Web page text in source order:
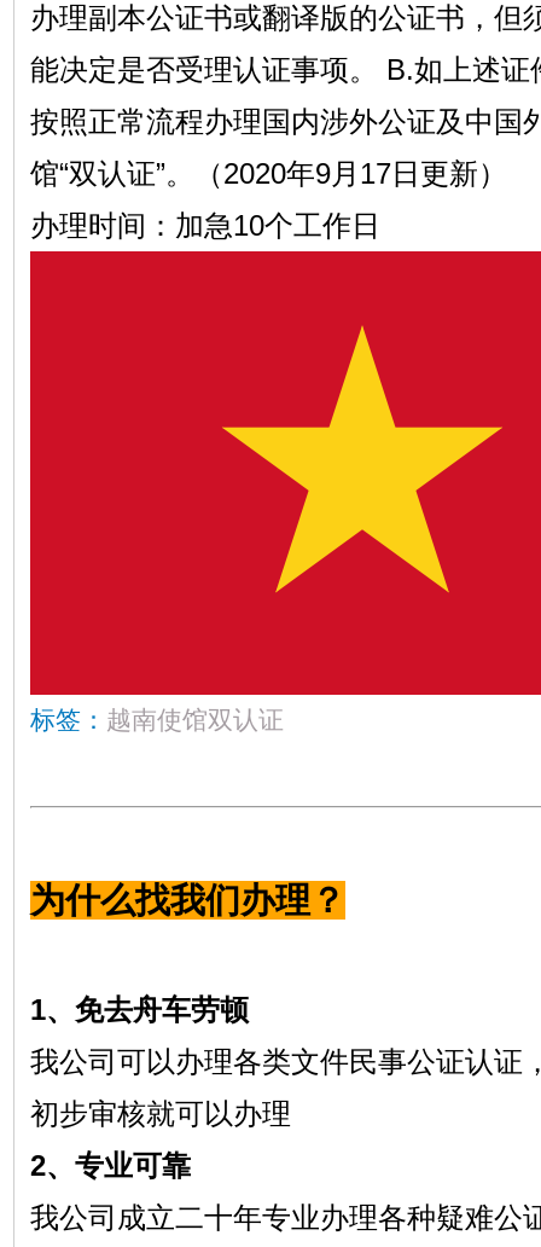
办理副本公证书或翻译版的公证书，但
能决定是否受理认证事项。 B.如上述
按照正常流程办理国内涉外公证及中国
馆“双认证”。（2020年9月17日更新）
办理时间：加急10个工作日
标签： 越南使馆双认证
为什么找我们办理？
1、免去舟车劳顿
我公司可以办理各类文件民事公证认证
初步审核就可以办理
2、专业可靠
我公司成立二十年专业办理各种疑难公